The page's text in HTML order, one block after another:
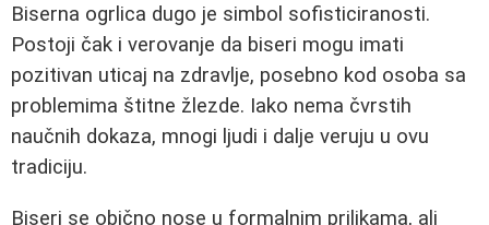
Biserna ogrlica dugo je simbol sofisticiranosti.
Postoji čak i verovanje da biseri mogu imati
pozitivan uticaj na zdravlje, posebno kod osoba sa
problemima štitne žlezde. Iako nema čvrstih
naučnih dokaza, mnogi ljudi i dalje veruju u ovu
tradiciju.
Biseri se obično nose u formalnim prilikama, ali